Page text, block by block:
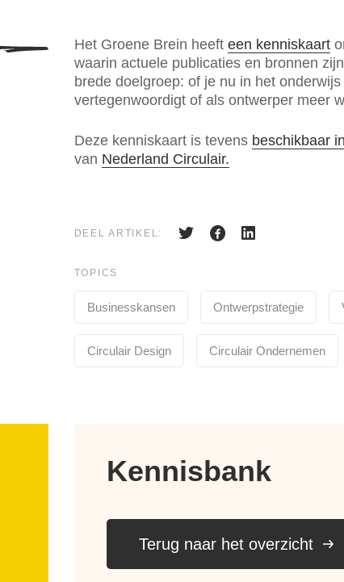
Het Groene Brein heeft een kenniskaart
waarin actuele publicaties en bronnen
brede doelgroep: of je nu in het
vertegenwoordigt of als ontwerper meer
Deze kenniskaart is tevens beschikbaar
van Nederland Circulair.
DEEL ARTIKEL:
TOPICS
Businesskansen Ontwerpstrategie
Circulair Design Circulair Ondernemen
Kennisbank
Terug naar het overzicht